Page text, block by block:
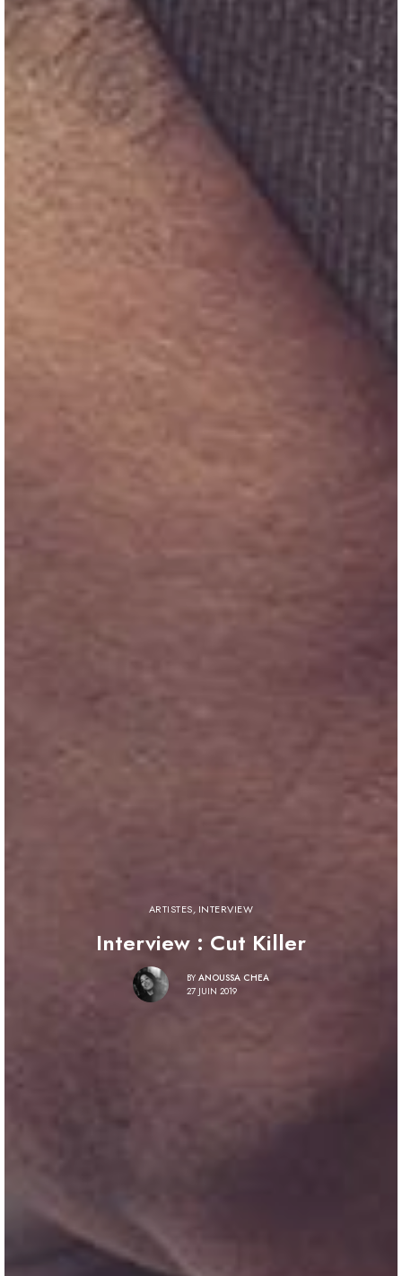
ARTISTES, INTERVIEW
Interview : Cut Killer
BY ANOUSSA CHEA
27 JUIN 2019